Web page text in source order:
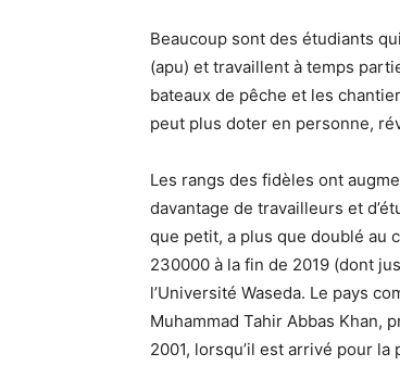
Beaucoup sont des étudiants
(apu) et travaillent à temps
bateaux de pêche et les
peut plus doter en personne,
Les rangs des fidèles ont
davantage de travailleurs et
que petit, a plus que doublé au
230000 à la fin de 2019 (dont
l’Université Waseda. Le pays
Muhammad Tahir Abbas Khan,
2001, lorsqu’il est arrivé pour